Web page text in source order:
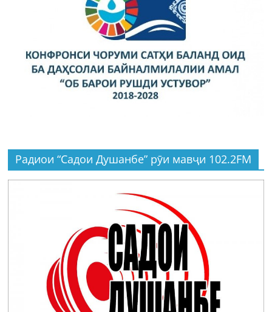
Радиои “Садои Душанбе” рӯи мавҷи 102.2FM